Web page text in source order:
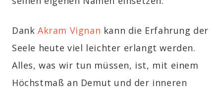
Dank Akram Vignan kann die Erfahrung der
Seele heute viel leichter erlangt werden.
Alles, was wir tun müssen, ist, mit einem
Höchstmaß an Demut und der inneren